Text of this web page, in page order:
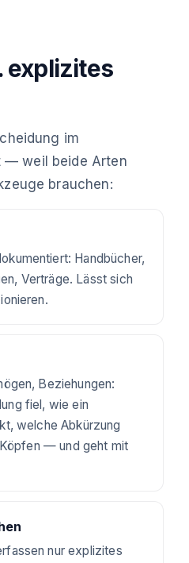
explizites
im
— weil beide Arten
brauchen:
Handbücher,
Verträge. Lässt sich
Beziehungen:
fiel, wie ein
welche Abkürzung
— und geht mit
nur explizites